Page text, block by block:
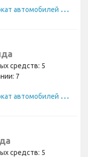
П
росмотреть прокат автомобилей BMW
средств: 5
7
П
росмотреть прокат автомобилей Hyundai
средств: 5